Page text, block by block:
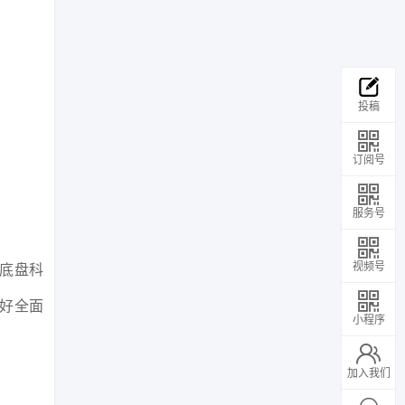
盘科
全面
投稿
订阅号
服务号
视频号
小程序
加入我们